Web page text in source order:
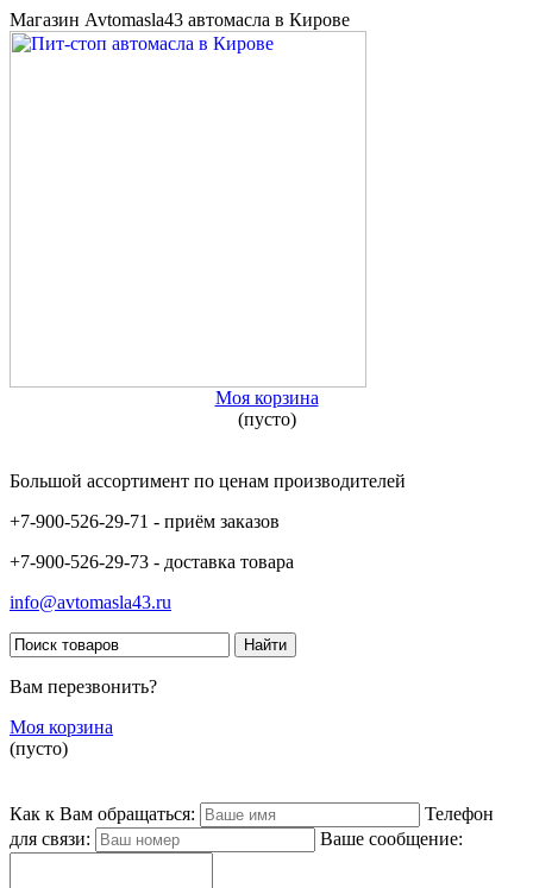
Магазин Avtomasla43 автомасла в Кирове
Моя корзина
(пусто)
Большой ассортимент по ценам производителей
+7-900-526-29-71 - приём заказов
+7-900-526-29-73 - доставка товара
info@avtomasla43.ru
Вам перезвонить?
Моя корзина
(пусто)
Как к Вам обращаться:
Телефон
для связи:
Ваше сообщение: